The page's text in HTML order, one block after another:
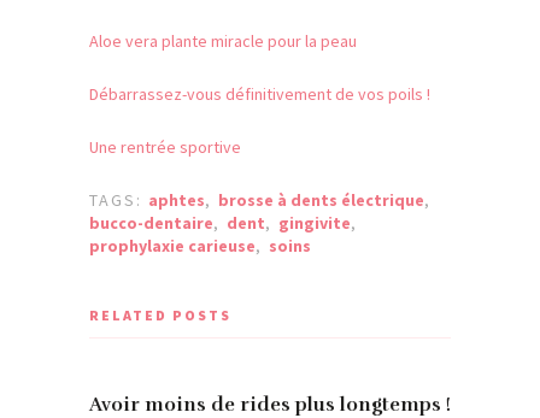
Aloe vera plante miracle pour la peau
Débarrassez-vous définitivement de vos poils !
Une rentrée sportive
TAGS: aphtes, brosse à dents électrique,
bucco-dentaire, dent, gingivite,
prophylaxie carieuse, soins
RELATED POSTS
Avoir moins de rides plus longtemps !